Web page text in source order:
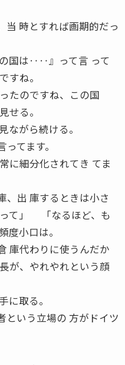
当 時とすれば画期的だっ
国は‥‥』って言 って
ね。
たのですね、この国
る。
ながら続ける。
てます。
に細分化されてき てま
、出 庫するときは小さ
て」 「なるほど、も
度小口は。
庫代わりに使うんだか
が、やれやれという顔
に取る。
いう立場の 方がドイツ